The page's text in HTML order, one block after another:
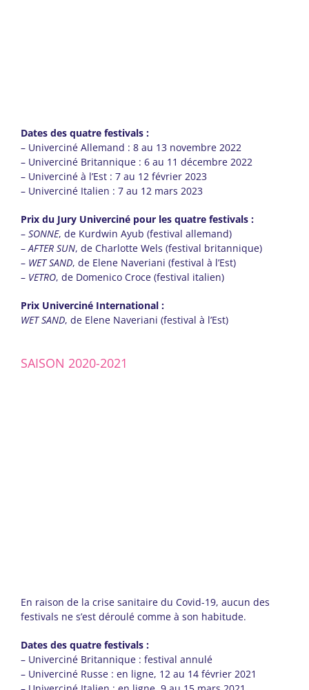
Dates des quatre festivals :
– Univerciné Allemand : 8 au 13 novembre 2022
– Univerciné Britannique : 6 au 11 décembre 2022
– Univerciné à l’Est : 7 au 12 février 2023
– Univerciné Italien : 7 au 12 mars 2023
Prix du Jury Univerciné pour les quatre festivals :
– SONNE, de Kurdwin Ayub (festival allemand)
–AFTER SUN, de Charlotte Wels (festival britannique)
– WET SAND, de Elene Naveriani (festival à l’Est)
– VETRO, de Domenico Croce (festival italien)
Prix Univerciné International :
WET SAND, de Elene Naveriani (festival à l’Est)
SAISON 2020-2021
En raison de la crise sanitaire du Covid-19, aucun des
festivals ne s’est déroulé comme à son habitude.
Dates des quatre festivals :
– Univerciné Britannique : festival annulé
– Univerciné Russe : en ligne, 12 au 14 février 2021